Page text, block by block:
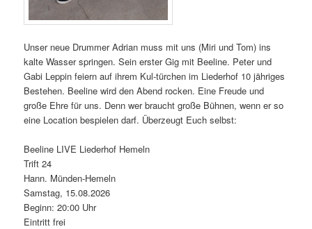
Unser neue Drummer Adrian muss mit uns (Miri und Tom) ins
kalte Wasser springen. Sein erster Gig mit Beeline. Peter und
Gabi Leppin feiern auf ihrem Kul-türchen im Liederhof 10 jähriges
Bestehen. Beeline wird den Abend rocken. Eine Freude und
große Ehre für uns. Denn wer braucht große Bühnen, wenn er so
eine Location bespielen darf. Überzeugt Euch selbst:
Beeline LIVE Liederhof Hemeln
Trift 24
Hann. Münden-Hemeln
Samstag, 15.08.2026
Beginn: 20:00 Uhr
Eintritt frei